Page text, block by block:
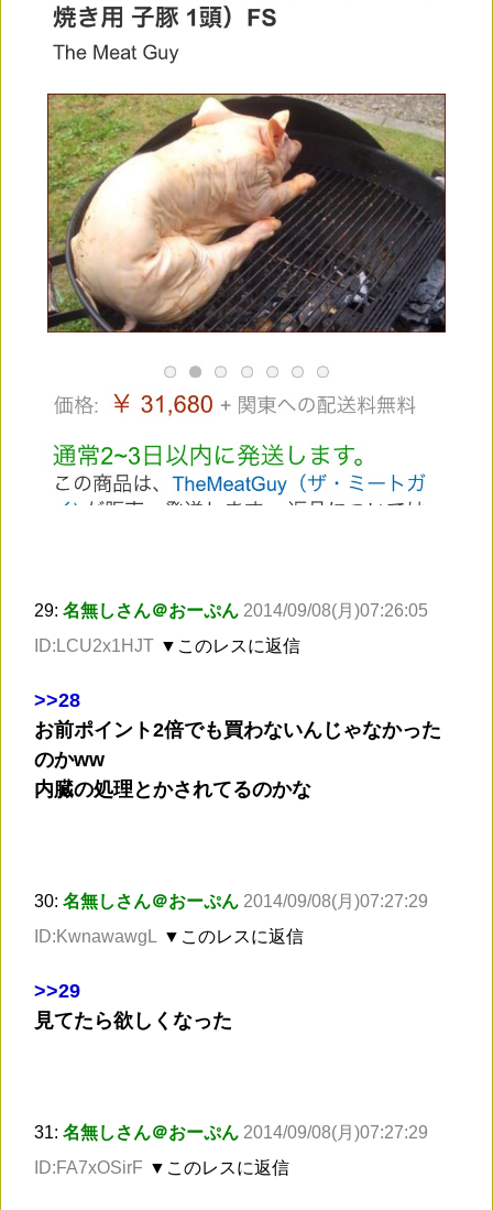
29: 名無しさん＠おーぷん 2014/09/08(月)07:26:05
ID:LCU2x1HJT ▼このレスに返信
>>28
お前ポイント2倍でも買わないんじゃなかった
のかww
内臓の処理とかされてるのかな
30: 名無しさん＠おーぷん 2014/09/08(月)07:27:29
ID:KwnawawgL ▼このレスに返信
>>29
見てたら欲しくなった
31: 名無しさん＠おーぷん 2014/09/08(月)07:27:29
ID:FA7xOSirF ▼このレスに返信